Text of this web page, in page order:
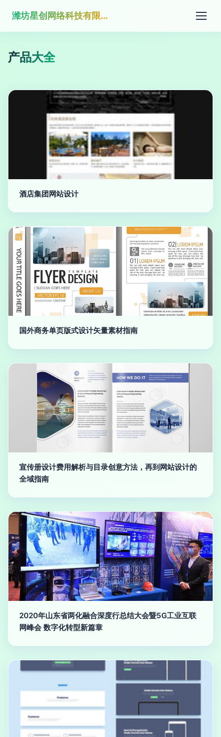
潍坊星创网络科技有限公司
产品大全
酒店集团网站设计
国外商务单页版式设计矢量素材指南
宣传册设计费用解析与目录创意方法，再到网站设计的
全域指南
2020年山东省两化融合深度行总结大会暨5G工业互联
网峰会 数字化转型新篇章